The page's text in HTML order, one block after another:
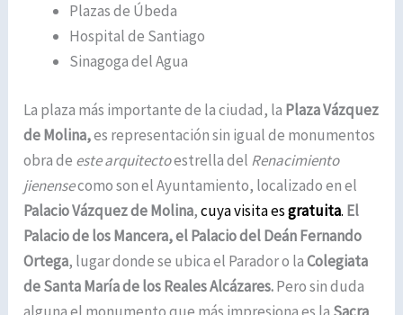
Plazas de Úbeda
Hospital de Santiago
Sinagoga del Agua
La plaza más importante de la ciudad, la Plaza Vázquez
de Molina,es representación sin igual de monumentos
obra de este arquitectoestrella del Renacimiento
jienensecomo son el Ayuntamiento, localizado en el
Palacio Vázquez de Molina,cuya visita esgratuita. El
Palacio de los Mancera, el Palacio del Deán Fernando
Ortega, lugar donde se ubica el Parador o laColegiata
de Santa María de los Reales Alcázares.Pero sin duda